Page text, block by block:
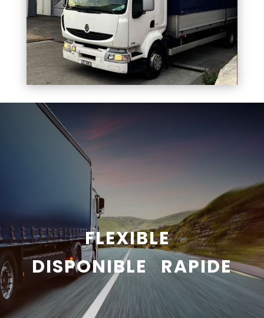
FLEXIBLE
DISPONIBLE RAPIDE